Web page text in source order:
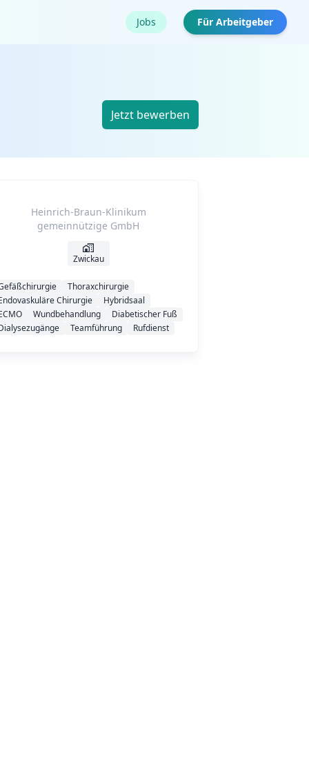
Jobs Für Arbeitgeber
Jetzt bewerben
Heinrich-Braun-Klinikum
gemeinnützige GmbH
Zwickau
Thoraxchirurgie
Chirurgie
Hybridsaal
Wundbehandlung
Diabetischer Fuß
Teamführung Rufdienst